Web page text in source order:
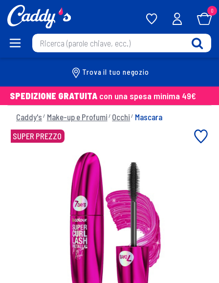
0
Trova il tuo negozio
SPEDIZIONE GRATUITA con una spesa minima 49€
Caddy's Make-up e Profumi Occhi Mascara
SUPER PREZZO